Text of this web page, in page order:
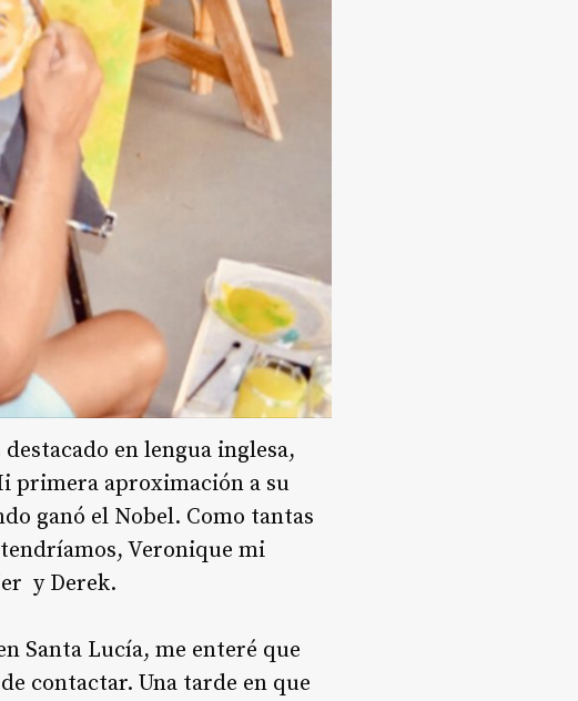
en lengua inglesa,
primera aproximación a su
ganó el Nobel. Como tantas
Veronique mi
y Derek.
Santa Lucía, me enteré que
contactar. Una tarde en que